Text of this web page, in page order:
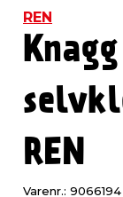
REN
REN
Varenr.: 9066194